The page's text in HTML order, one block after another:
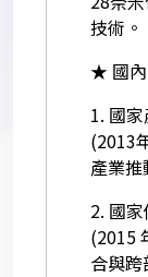
技術。
★ 國
1. 國
(2013
產業推
2. 國
(2015
合與跨